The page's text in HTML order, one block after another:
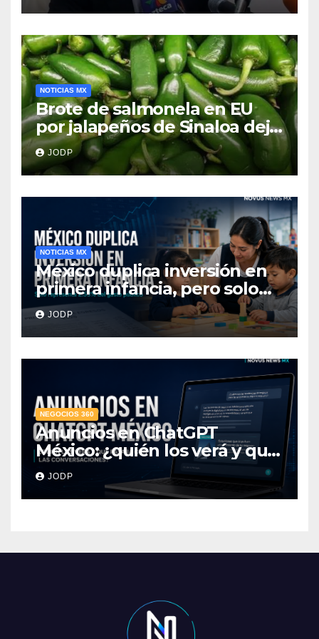
NOTICIAS MX
Brote de salmonela en EU
por jalapeños de Sinaloa deja
345 enfermos y 36
hospitalizados
JODP
NOTICIAS MX
México duplica inversión en
primera infancia, pero solo
destina 2.53% del gasto
público
JODP
NEGOCIOS 360
Anuncios en ChatGPT
México: ¿quién los verá y qué
pasará con las
conversaciones?
JODP